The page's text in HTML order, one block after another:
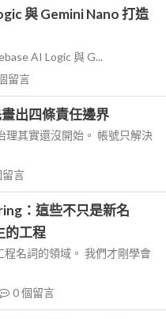
與 Gemini Nano 打造
AI Logic 與 G...
留言
出四條責任邊界
理其實還沒開始。 帳號只解決
留言
：這些不只是新名
的工程
名詞的領域。 我們才剛學會
0個留言